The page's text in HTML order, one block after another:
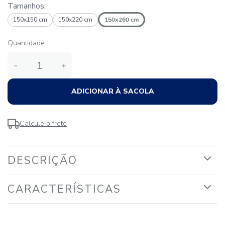
Tamanhos:
150x150 cm 150x220 cm 150x260 cm
Quantidade
＋
－
ADICIONAR À SACOLA
Calcule o frete
DESCRIÇÃO
CARACTERÍSTICAS